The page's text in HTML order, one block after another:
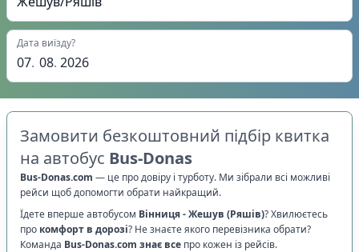
Дата виїзду?
07. 08. 2026
Замовити безкоштовний підбір квитка
на автобус Bus-Donas
Bus-Donas.com — це про довіру і турботу. Ми зібрали всі можливі
рейси щоб допомогти обрати найкращий.
Їдете вперше автобусом Вінниця-Жешув (Ряшів)? Хвилюєтесь
про комфорт в дорозі? Не знаєте якого перевізника обрати?
Команда Bus-Donas.com знає все про кожен із рейсів.